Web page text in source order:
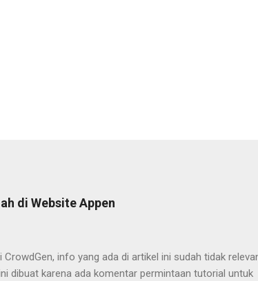
di Website Appen
CrowdGen, info yang ada di artikel ini sudah tidak
dibuat karena ada komentar permintaan tutorial untuk